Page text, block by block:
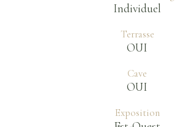
Individuel
Terrasse
OUI
Cave
OUI
Exposition